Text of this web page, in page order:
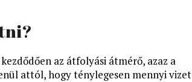
az átfolyási átmérő, azaz a
attól, hogy ténylegesen mennyi vizet